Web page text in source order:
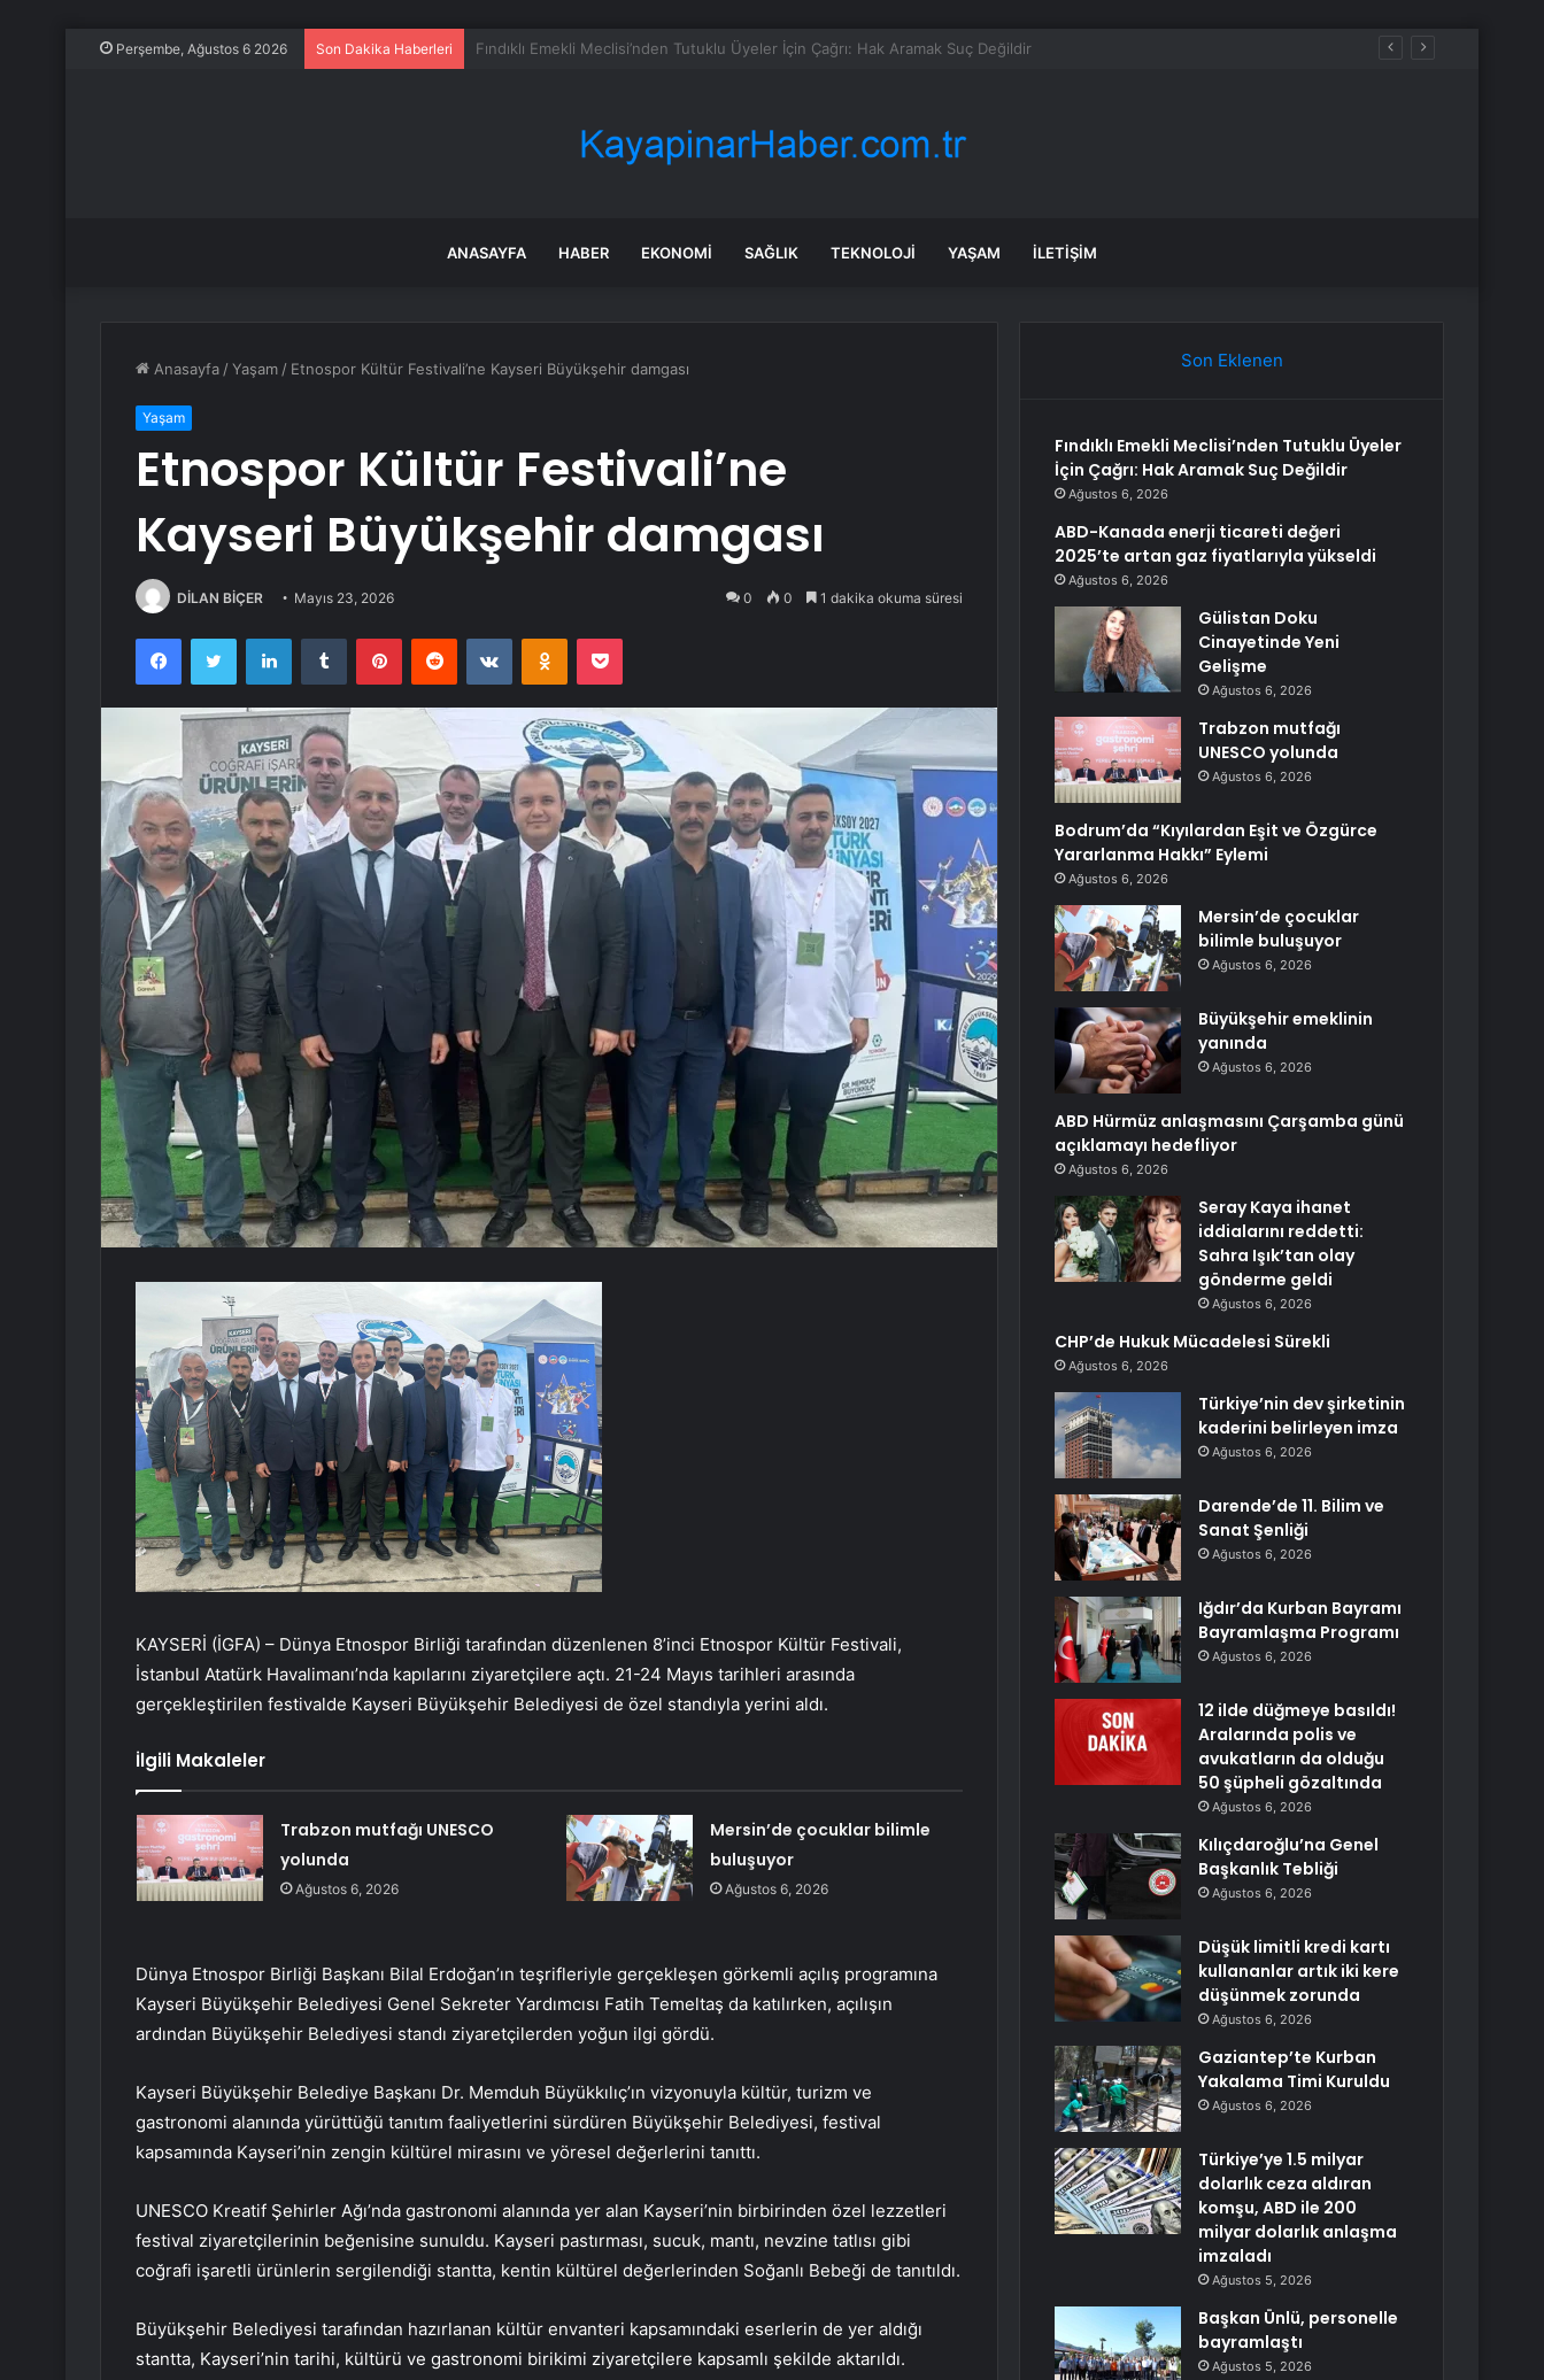
Perşembe, Ağustos 6 2026 Son Dakika Haberleri ABD-Kanada enerji ticareti değeri 2025’te artan gaz fiyatlarıyla yükseldi
ANASAYFA HABER EKONOMI SAĞLIK TEKNOLOJI YAŞAM İLETIŞIM
Anasayfa /Yaşam / Etnospor Kültür Festivali’ne Kayseri Büyükşehir damgası
Yaşam
Etnospor Kültür Festivali’ne
Kayseri Büyükşehir damgası
DİLAN BİÇER Mayıs 23, 2026 0 0 1 dakika okuma süresi
FacebookTwitter LinkedInTumblr PinterestReddit VKontakteOdnoklassniki
Pocket
KAYSERİ (İGFA) – Dünya Etnospor Birliği tarafından düzenlenen 8’inci Etnospor Kültür Festivali,
İstanbul Atatürk Havalimanı’nda kapılarını ziyaretçilere açtı. 21-24 Mayıs tarihleri arasında
gerçekleştirilen festivalde Kayseri Büyükşehir Belediyesi de özel standıyla yerini aldı.
İlgili Makaleler
Trabzon mutfağı UNESCO
yolunda
Ağustos 6, 2026
Mersin’de çocuklar bilimle
buluşuyor
Ağustos 6, 2026
Dünya Etnospor Birliği Başkanı Bilal Erdoğan’ın teşrifleriyle gerçekleşen görkemli açılış programına
Kayseri Büyükşehir Belediyesi Genel Sekreter Yardımcısı Fatih Temeltaş da katılırken, açılışın
ardından Büyükşehir Belediyesi standı ziyaretçilerden yoğun ilgi gördü.
Kayseri Büyükşehir Belediye Başkanı Dr. Memduh Büyükkılıç’ın vizyonuyla kültür, turizm ve
gastronomi alanında yürüttüğü tanıtım faaliyetlerini sürdüren Büyükşehir Belediyesi, festival
kapsamında Kayseri’nin zengin kültürel mirasını ve yöresel değerlerini tanıttı.
UNESCO Kreatif Şehirler Ağı’nda gastronomi alanında yer alan Kayseri’nin birbirinden özel lezzetleri
festival ziyaretçilerinin beğenisine sunuldu. Kayseri pastırması, sucuk, mantı, nevzine tatlısı gibi
coğrafi işaretli ürünlerin sergilendiği stantta, kentin kültürel değerlerinden Soğanlı Bebeği de tanıtıldı.
Büyükşehir Belediyesi tarafından hazırlanan kültür envanteri kapsamındaki eserlerin de yer aldığı
stantta, Kayseri’nin tarihi, kültürü ve gastronomi birikimi ziyaretçilere kapsamlı şekilde aktarıldı.
Son Eklenen
Fındıklı Emekli Meclisi’nden Tutuklu Üyeler
İçin Çağrı: Hak Aramak Suç Değildir
Ağustos 6, 2026
ABD-Kanada enerji ticareti değeri
2025’te artan gaz fiyatlarıyla yükseldi
Ağustos 6, 2026
Gülistan Doku
Cinayetinde Yeni
Gelişme
Ağustos 6, 2026
Trabzon mutfağı
UNESCO yolunda
Ağustos 6, 2026
Bodrum’da “Kıyılardan Eşit ve Özgürce
Yararlanma Hakkı” Eylemi
Ağustos 6, 2026
Mersin’de çocuklar
bilimle buluşuyor
Ağustos 6, 2026
Büyükşehir emeklinin
yanında
Ağustos 6, 2026
ABD Hürmüz anlaşmasını Çarşamba günü
açıklamayı hedefliyor
Ağustos 6, 2026
Seray Kaya ihanet
iddialarını reddetti:
Sahra Işık’tan olay
gönderme geldi
Ağustos 6, 2026
CHP’de Hukuk Mücadelesi Sürekli
Ağustos 6, 2026
Türkiye’nin dev şirketinin
kaderini belirleyen imza
Ağustos 6, 2026
Darende’de 11. Bilim ve
Sanat Şenliği
Ağustos 6, 2026
Iğdır’da Kurban Bayramı
Bayramlaşma Programı
Ağustos 6, 2026
12 ilde düğmeye basıldı!
Aralarında polis ve
avukatların da olduğu
50 şüpheli gözaltında
Ağustos 6, 2026
Kılıçdaroğlu’na Genel
Başkanlık Tebliği
Ağustos 6, 2026
Düşük limitli kredi kartı
kullananlar artık iki kere
düşünmek zorunda
Ağustos 6, 2026
Gaziantep’te Kurban
Yakalama Timi Kuruldu
Ağustos 6, 2026
Türkiye’ye 1.5 milyar
dolarlık ceza aldıran
komşu, ABD ile 200
milyar dolarlık anlaşma
imzaladı
Ağustos 5, 2026
Başkan Ünlü, personelle
bayramlaştı
Ağustos 5, 2026